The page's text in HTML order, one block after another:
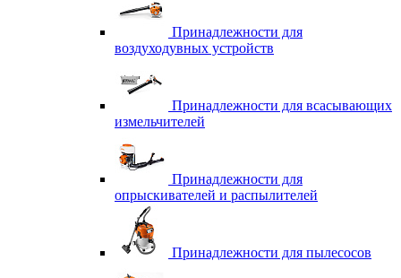
Принадлежности для
воздуходувных устройств
Принадлежности для всасывающих
измельчителей
Принадлежности для
опрыскивателей и распылителей
Принадлежности для пылесосов